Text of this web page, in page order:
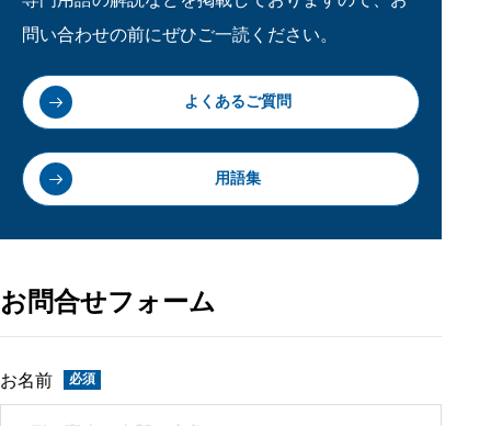
問い合わせの前にぜひご一読ください。
よくあるご質問
用語集
お問合せフォーム
お名前